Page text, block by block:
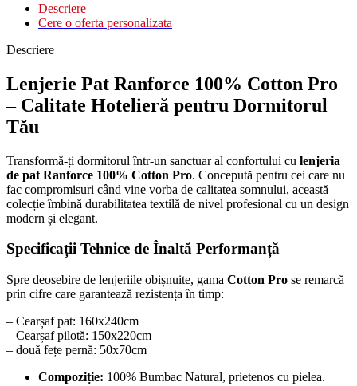
Descriere
Cere o oferta personalizata
Descriere
Lenjerie Pat Ranforce 100% Cotton Pro
– Calitate Hotelieră pentru Dormitorul
Tău
Transformă-ți dormitorul într-un sanctuar al confortului cu lenjeria
de pat Ranforce 100% Cotton Pro. Concepută pentru cei care nu
fac compromisuri când vine vorba de calitatea somnului, această
colecție îmbină durabilitatea textilă de nivel profesional cu un design
modern și elegant.
Specificații Tehnice de Înaltă Performanță
Spre deosebire de lenjeriile obișnuite, gama Cotton Pro se remarcă
prin cifre care garantează rezistența în timp:
– Cearșaf pat: 160x240cm
– Cearșaf pilotă: 150x220cm
– două fețe pernă: 50x70cm
Compoziție: 100% Bumbac Natural, prietenos cu pielea.